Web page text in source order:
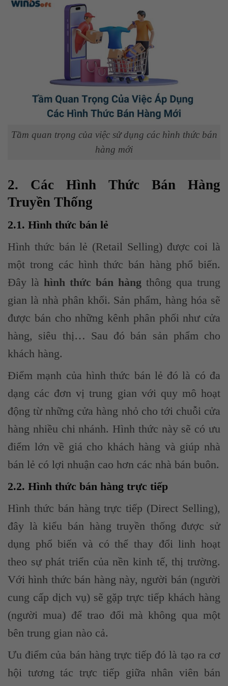
Tầm quan trọng của việc sử dụng các hình thức bán
hàng mới
2. Các Hình Thức Bán Hàng
Truyền Thống
2.1. Hình thức bán lẻ
Hình thức bán lẻ (Retail Selling) được coi là
một trong các hình thức bán hàng phổ biến.
Đây là hình thức bán hàng thông qua trung
gian là nhà phân khối. Sản phẩm, hàng hóa sẽ
được bán cho những kênh phân phối như cửa
hàng, siêu thị… Sau đó bán sản phẩm cho
khách hàng.
Điểm mạnh của hình thức bán lẻ đó là có đa
dạng các đơn vị trung gian với quy mô hoạt
động từ những cửa hàng nhỏ cho tới chuỗi cửa
hàng nhiều chi nhánh. Hình thức này sẽ có ưu
điểm lớn về giá cho khách hàng và giúp nhà
bán lẻ có lợi nhuận cao hơn các nhà bán buôn.
2.2. Hình thức bán hàng trực tiếp
Hình thức bán hàng trực tiếp (Direct Selling),
đây là kiểu bán hàng truyền thống được sử
dụng phổ biến và có thể thay đổi linh hoạt
theo sự phát triển của nền kinh tế, thị trường.
Với hình thức bán hàng này, người bán (người
cung cấp dịch vụ) sẽ gặp trực tiếp khách hàng
(người mua) để trao đổi mà không qua một
bên trung gian nào cả.
Ưu điểm của bán hàng trực tiếp đó là tạo ra cơ
hội tương tác trực tiếp giữa nhân viên bán